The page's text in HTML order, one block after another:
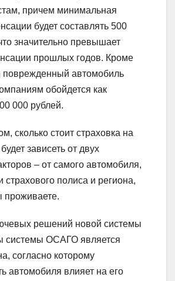
причем минимальная
будет составлять 500
значительно превышает
прошлых годов. Кроме
поврежденный автомобиль
обойдется как
000 рублей.
сколько стоит страховка на
зависеть от двух
– от самого автомобиля,
страхового полиса и региона,
проживаете.
решений новой системы
системы ОСАГО является
согласно которому
автомобиля влияет на его